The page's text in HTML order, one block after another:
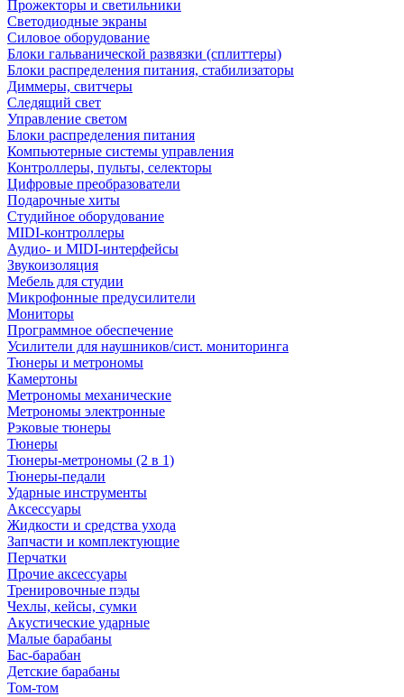
Прожекторы и светильники
Светодиодные экраны
Силовое оборудование
Блоки гальванической развязки (сплиттеры)
Блоки распределения питания, стабилизаторы
Диммеры, свитчеры
Следящий свет
Управление светом
Блоки распределения питания
Компьютерные системы управления
Контроллеры, пульты, селекторы
Цифровые преобразователи
Подарочные хиты
Студийное оборудование
MIDI-контроллеры
Аудио- и MIDI-интерфейсы
Звукоизоляция
Мебель для студии
Микрофонные предусилители
Мониторы
Программное обеспечение
Усилители для наушников/сист. мониторинга
Тюнеры и метрономы
Камертоны
Метрономы механические
Метрономы электронные
Рэковые тюнеры
Тюнеры
Тюнеры-метрономы (2 в 1)
Тюнеры-педали
Ударные инструменты
Аксессуары
Жидкости и средства ухода
Запчасти и комплектующие
Перчатки
Прочие аксессуары
Тренировочные пэды
Чехлы, кейсы, сумки
Акустические ударные
Mалые барабаны
Бас-барабан
Детские барабаны
Том-том